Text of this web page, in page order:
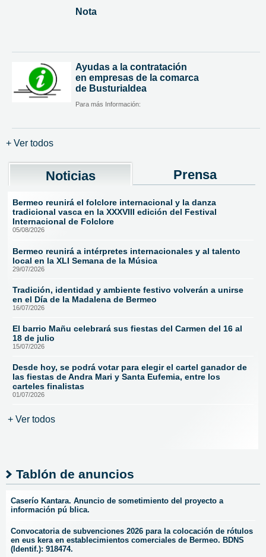
Nota
Ayudas a la contratación
en empresas de la comarca
de Busturialdea
Para más Información:
+ Ver todos
Noticias Prensa
Bermeo reunirá el folclore internacional y la danza
tradicional vasca en la XXXVIII edición del Festival
Internacional de Folclore
05/08/2026
Bermeo reunirá a intérpretes internacionales y al talento
local en la XLI Semana de la Música
29/07/2026
Tradición, identidad y ambiente festivo volverán a unirse
en el Día de la Madalena de Bermeo
16/07/2026
El barrio Mañu celebrará sus fiestas del Carmen del 16 al
18 de julio
15/07/2026
Desde hoy, se podrá votar para elegir el cartel ganador de
las fiestas de Andra Mari y Santa Eufemia, entre los
carteles finalistas
01/07/2026
+ Ver todos
Tablón de anuncios
Caserío Kantara. Anuncio de sometimiento del proyecto a
información pú blica.
Convocatoria de subvenciones 2026 para la colocación de rótulos
en eus kera en establecimientos comerciales de Bermeo. BDNS
(Identif.): 918474.